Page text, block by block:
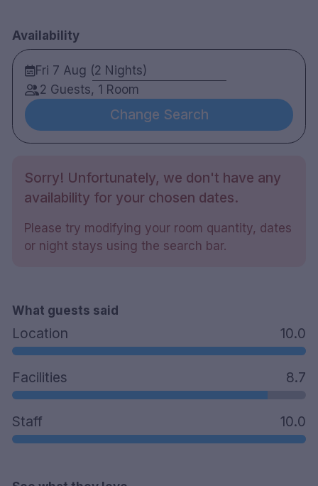
Parkering (Takst 3)
Availability
Fri 7 Aug (2 Nights)
2 Guests, 1 Room
Change Search
Sorry! Unfortunately, we don't have any
availability for your chosen dates.
Please try modifying your room quantity, dates
or night stays using the search bar.
What guests said
Location 10.0
Facilities 8.7
Staff 10.0